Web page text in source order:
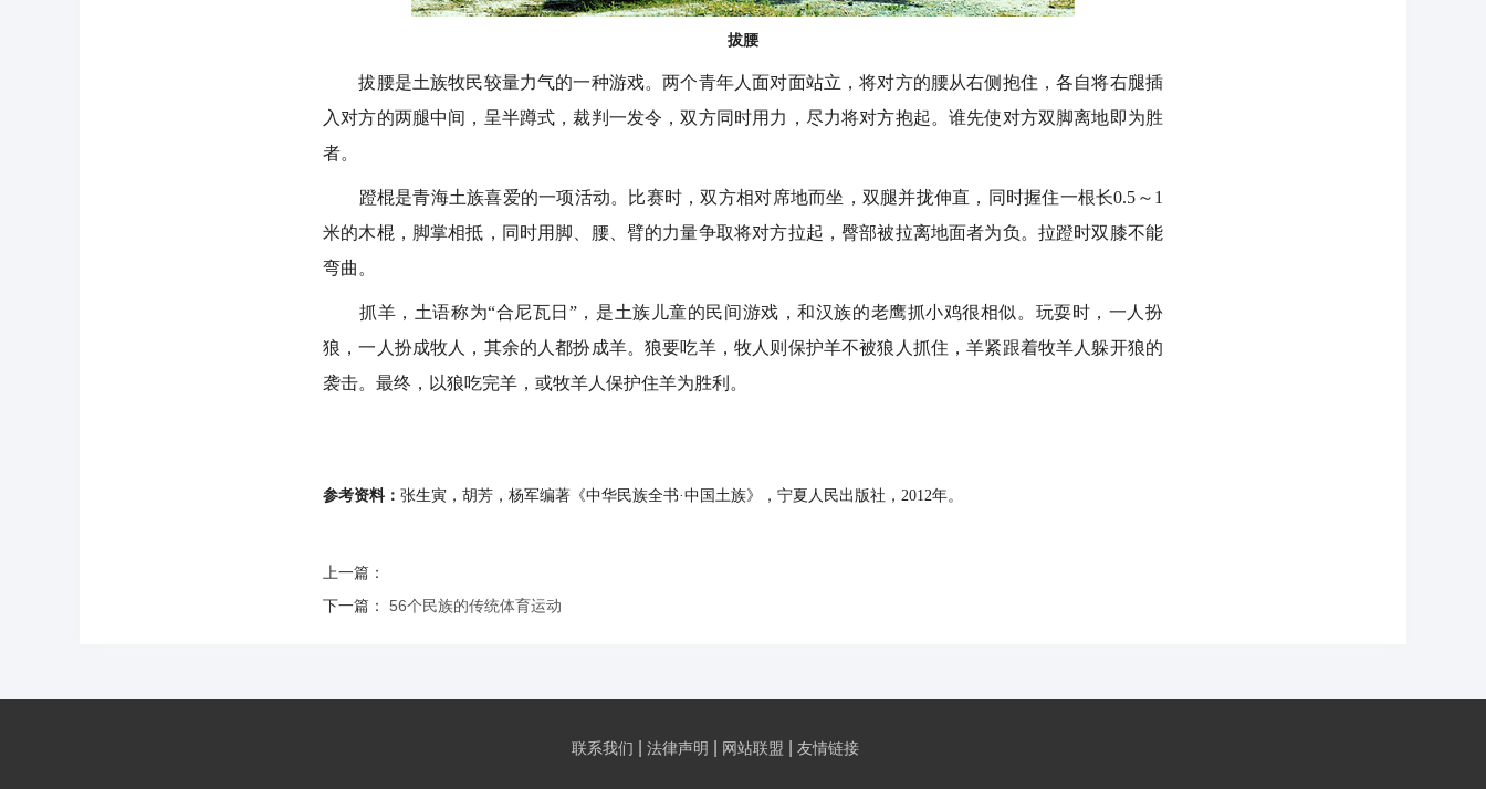
拔腰
拔腰是土族牧民较量力气的一种游戏。两个青年人面对面站立，将对方的腰从右侧抱住，各自将右腿插
入对方的两腿中间，呈半蹲式，裁判一发令，双方同时用力，尽力将对方抱起。谁先使对方双脚离地即为胜
者。
蹬棍是青海土族喜爱的一项活动。比赛时，双方相对席地而坐，双腿并拢伸直，同时握住一根长0.5～1
米的木棍，脚掌相抵，同时用脚、腰、臂的力量争取将对方拉起，臀部被拉离地面者为负。拉蹬时双膝不能
弯曲。
抓羊，土语称为“合尼瓦日”，是土族儿童的民间游戏，和汉族的老鹰抓小鸡很相似。玩耍时，一人扮
狼，一人扮成牧人，其余的人都扮成羊。狼要吃羊，牧人则保护羊不被狼人抓住，羊紧跟着牧羊人躲开狼的
袭击。最终，以狼吃完羊，或牧羊人保护住羊为胜利。
参考资料： 张生寅，胡芳，杨军编著《中华民族全书·中国土族》，宁夏人民出版社，2012年。
上一篇：
下一篇： 56个民族的传统体育运动
联系我们 法律声明 网站联盟 友情链接